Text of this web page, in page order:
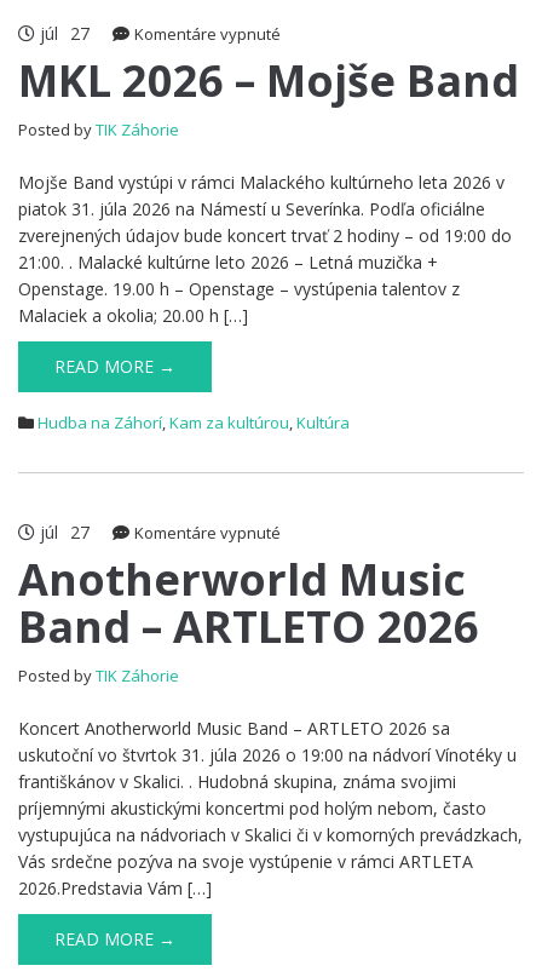
júl 27 Komentáre vypnuté
2026
MKL 2026 – Mojše Band
Posted byTIK Záhorie
Mojše Band vystúpi v rámci Malackého kultúrneho leta 2026 v
piatok 31. júla 2026 na Námestí u Severínka. Podľa oficiálne
zverejnených údajov bude koncert trvať 2 hodiny – od 19:00 do
21:00. . Malacké kultúrne leto 2026 – Letná muzička +
Openstage. 19.00 h – Openstage – vystúpenia talentov z
Malaciek a okolia; 20.00 h […]
READ MORE →
Hudba na Záhorí,Kam za kultúrou,Kultúra
júl 27 Komentáre vypnuté
Music
Band
–
Anotherworld Music
Band – ARTLETO 2026
Posted byTIK Záhorie
Koncert Anotherworld Music Band – ARTLETO 2026 sa
uskutoční vo štvrtok 31. júla 2026 o 19:00 na nádvorí Vínotéky u
františkánov v Skalici. . Hudobná skupina, známa svojimi
príjemnými akustickými koncertmi pod holým nebom, často
vystupujúca na nádvoriach v Skalici či v komorných prevádzkach,
Vás srdečne pozýva na svoje vystúpenie v rámci ARTLETA
2026.Predstavia Vám […]
READ MORE →